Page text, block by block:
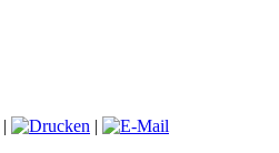
| |